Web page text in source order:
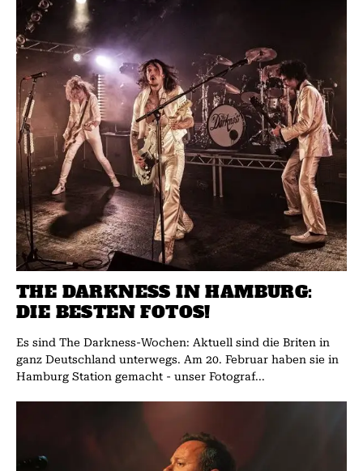
THE DARKNESS IN HAMBURG:
DIE BESTEN FOTOS!
Es sind The Darkness-Wochen: Aktuell sind die Briten in
ganz Deutschland unterwegs. Am 20. Februar haben sie in
Hamburg Station gemacht - unser Fotograf...